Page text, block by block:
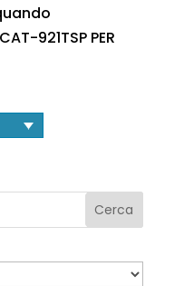
921TSP PER